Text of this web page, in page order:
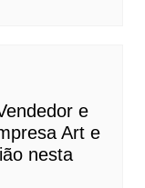
e
Art e
nesta